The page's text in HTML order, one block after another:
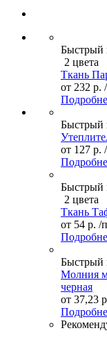
Быстрый
2 цвета
Ткань
от 232 р.
Быстрый
от 127 р.
Быстрый
2 цвета
Ткань
от 54 р. /
Быстрый
Молния
черная
от 37,23